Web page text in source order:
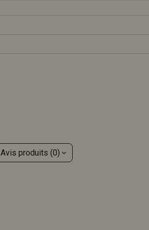
Avis produits (0)